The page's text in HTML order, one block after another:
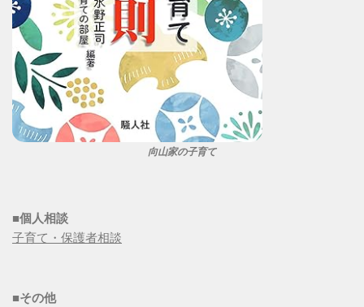
向山家の子育て
■個人相談
子育て・保護者相談
■その他